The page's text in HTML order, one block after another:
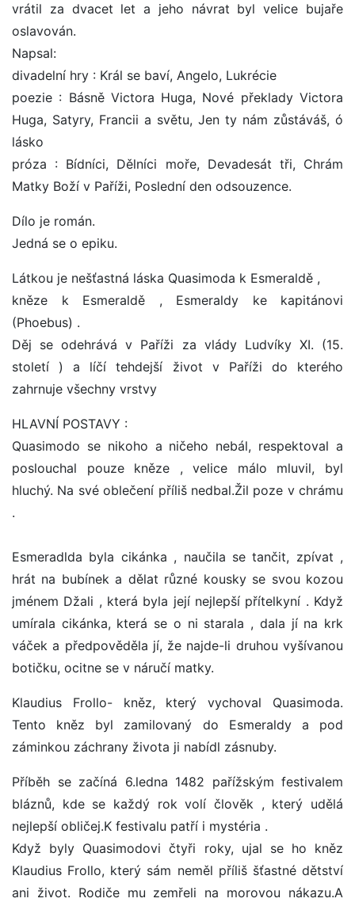
vrátil za dvacet let a jeho návrat byl velice bujaře
oslavován.
Napsal:
divadelní hry : Král se baví, Angelo, Lukrécie
poezie : Básně Victora Huga, Nové překlady Victora
Huga, Satyry, Francii a světu, Jen ty nám zůstáváš, ó
lásko
próza : Bídníci, Dělníci moře, Devadesát tři, Chrám
Matky Boží v Paříži, Poslední den odsouzence.
Dílo je román.
Jedná se o epiku.
Látkou je nešťastná láska Quasimoda k Esmeraldě ,
kněze k Esmeraldě , Esmeraldy ke kapitánovi
(Phoebus) .
Děj se odehrává v Paříži za vlády Ludvíky XI. (15.
století ) a líčí tehdejší život v Paříži do kterého
zahrnuje všechny vrstvy
HLAVNÍ POSTAVY :
Quasimodo se nikoho a ničeho nebál, respektoval a
poslouchal pouze kněze , velice málo mluvil, byl
hluchý. Na své oblečení příliš nedbal.Žil poze v chrámu
.
Esmeradlda byla cikánka , naučila se tančit, zpívat ,
hrát na bubínek a dělat různé kousky se svou kozou
jménem Džali , která byla její nejlepší přítelkyní . Když
umírala cikánka, která se o ni starala , dala jí na krk
váček a předpověděla jí, že najde-li druhou vyšívanou
botičku, ocitne se v náručí matky.
Klaudius Frollo- kněz, který vychoval Quasimoda.
Tento kněz byl zamilovaný do Esmeraldy a pod
záminkou záchrany života ji nabídl zásnuby.
Příběh se začíná 6.ledna 1482 pařížským festivalem
bláznů, kde se každý rok volí člověk , který udělá
nejlepší obličej.K festivalu patří i mystéria .
Když byly Quasimodovi čtyři roky, ujal se ho kněz
Klaudius Frollo, který sám neměl příliš šťastné dětství
ani život. Rodiče mu zemřeli na morovou nákazu.A